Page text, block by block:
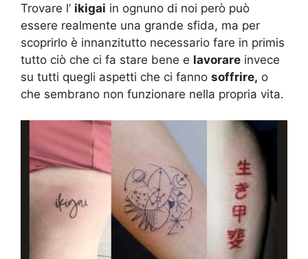
Trovare l’ ikigai in ognuno di noi però può
essere realmente una grande sfida, ma per
scoprirlo è innanzitutto necessario fare in primis
tutto ciò che ci fa stare bene e lavorare invece
su tutti quegli aspetti che ci fanno soffrire, o
che sembrano non funzionare nella propria vita.